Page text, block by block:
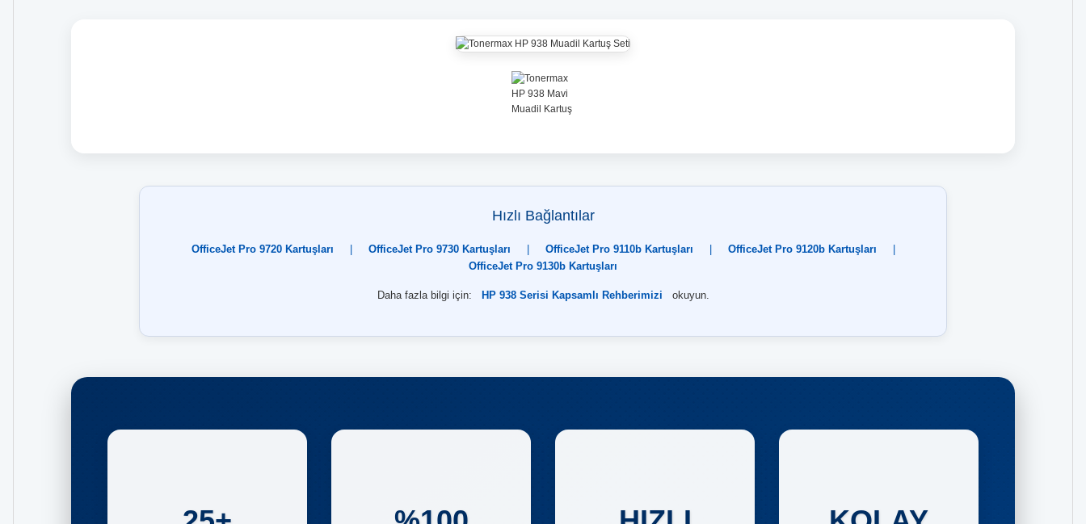
Hızlı Bağlantılar
OfficeJet Pro 9720 Kartuşları OfficeJet Pro 9730 Kartuşları OfficeJet Pro 9110b Kartuşları OfficeJet Pro 9120b Kartuşları
OfficeJet Pro 9130b Kartuşları
Daha fazla bilgi için: HP 938 Serisi Kapsamlı Rehberimizi okuyun.